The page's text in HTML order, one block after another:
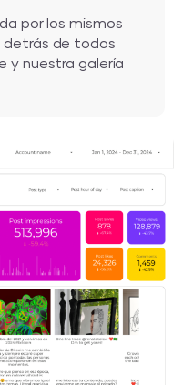
por los mismos
detrás de todos
y nuestra galería